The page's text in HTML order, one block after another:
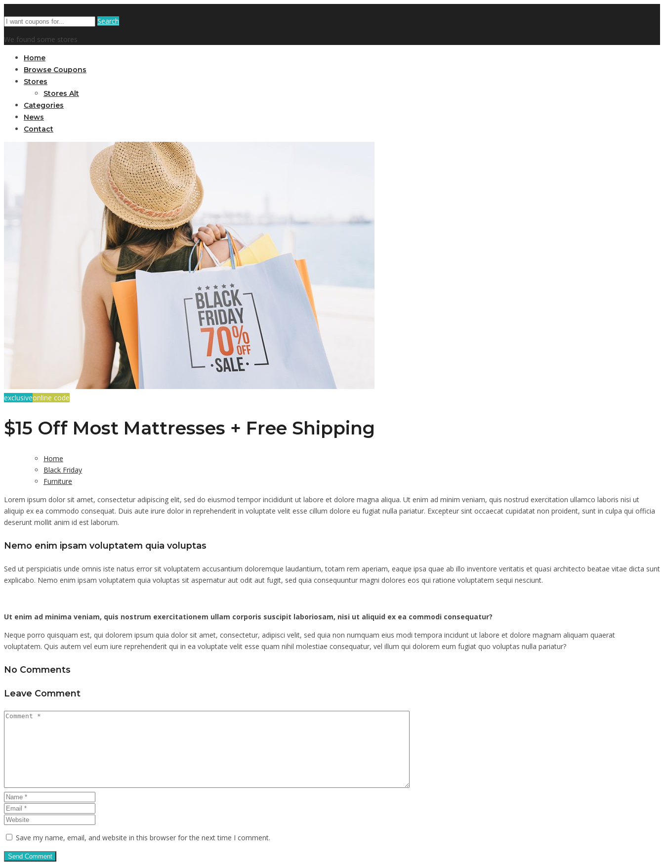
Search
We found some stores
Home
Browse Coupons
Stores
Stores Alt
Categories
News
Contact
exclusiveonline code
$15 Off Most Mattresses + Free Shipping
Home
Black Friday
Furniture
Lorem ipsum dolor sit amet, consectetur adipiscing elit, sed do eiusmod tempor incididunt ut labore et dolore magna aliqua. Ut enim ad minim veniam, quis nostrud exercitation ullamco laboris nisi ut
aliquip ex ea commodo consequat. Duis aute irure dolor in reprehenderit in voluptate velit esse cillum dolore eu fugiat nulla pariatur. Excepteur sint occaecat cupidatat non proident, sunt in culpa qui officia
deserunt mollit anim id est laborum.
Nemo enim ipsam voluptatem quia voluptas
Sed ut perspiciatis unde omnis iste natus error sit voluptatem accusantium doloremque laudantium, totam rem aperiam, eaque ipsa quae ab illo inventore veritatis et quasi architecto beatae vitae dicta sunt
explicabo. Nemo enim ipsam voluptatem quia voluptas sit aspernatur aut odit aut fugit, sed quia consequuntur magni dolores eos qui ratione voluptatem sequi nesciunt.
Ut enim ad minima veniam, quis nostrum exercitationem ullam corporis suscipit laboriosam, nisi ut aliquid ex ea commodi consequatur?
Neque porro quisquam est, qui dolorem ipsum quia dolor sit amet, consectetur, adipisci velit, sed quia non numquam eius modi tempora incidunt ut labore et dolore magnam aliquam quaerat
voluptatem. Quis autem vel eum iure reprehenderit qui in ea voluptate velit esse quam nihil molestiae consequatur, vel illum qui dolorem eum fugiat quo voluptas nulla pariatur?
No Comments
Leave Comment
Save my name, email, and website in this browser for the next time I comment.